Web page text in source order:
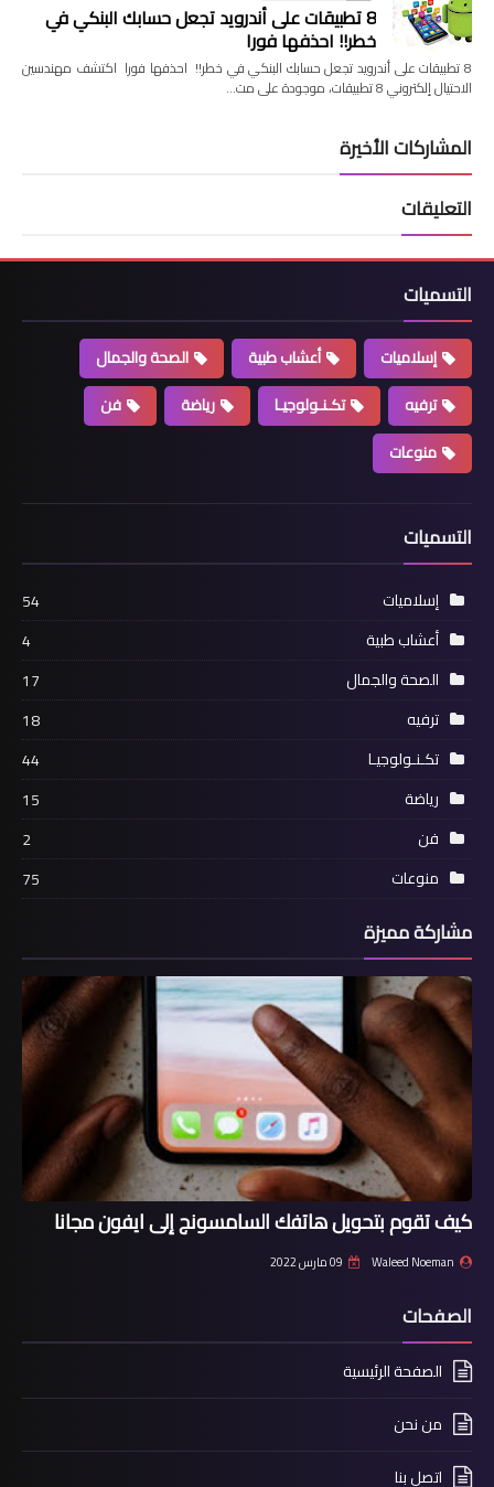
8 تطبيقات على أندرويد تجعل حسابك البنكي في
خطر!! احذفها فورا
8 تطبيقات على أندرويد تجعل حسابك البنكي في خطر!! احذفها فورا اكتشف مهندسين
الاحتيال إلكتروني 8 تطبيقات، موجودة على مت…
المشاركات الأخيرة
التعليقات
التسميات
إسلاميات أعشاب طبية
الصحة والجمال
ترفيه
تكـنـولوجيـا رياضة
فن
منوعات
التسميات
إسلاميات
54
أعشاب طبية
4
الصحة والجمال
17
ترفيه
18
تكـنـولوجيـا
44
رياضة
15
فن
2
منوعات
75
مشاركة مميزة
كيف تقوم بتحويل هاتفك السامسونج إلى ايفون مجانا
Waleed Noeman 09 مارس 2022
الصفحات
الصفحة الرئيسية
من نحن
اتصل بنا